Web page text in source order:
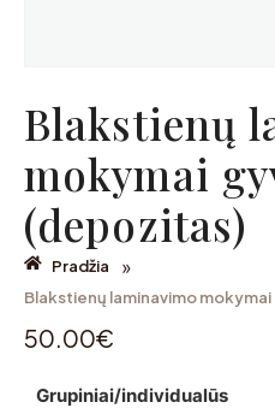
Blakstienų
mokymai
(depozitas)
Pradžia »
Blakstienų laminavimo
50.00€
Grupiniai/individualūs